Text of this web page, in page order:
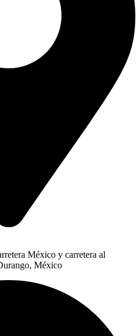
México y carretera al
México